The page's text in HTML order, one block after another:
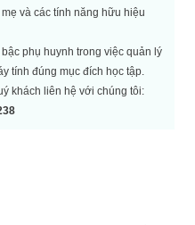
và các tính năng hữu hiệu
phụ huynh trong việc quản lý
tính đúng mục đích học tập.
khách liên hệ với chúng tôi: